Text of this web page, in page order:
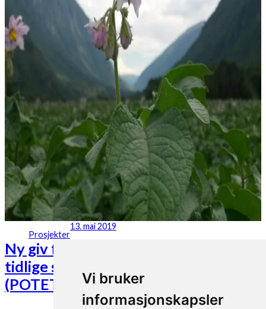
Vi bruker
informasjonskapsler
Prosjekter
13. mai 2019
Ny giv for midtnorsk øko-potet med
tidlige sorter og god agronomi?
(POTETGIV)